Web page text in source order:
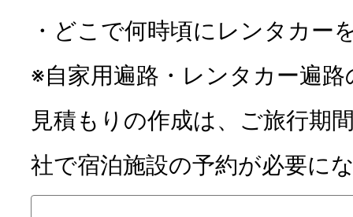
・どこで何時頃にレンタカー
※自家用遍路・レンタカー遍
見積もりの作成は、ご旅行期
社で宿泊施設の予約が必要に